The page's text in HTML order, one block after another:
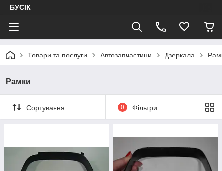
БУСІК
Товари та послуги Автозапчастини Дзеркала
Рамки
Сортування 0 Фільтри